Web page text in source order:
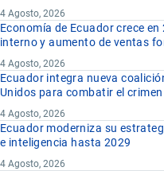
4 Agosto, 2026
Economía de Ecuador crece
interno y aumento de ventas
4 Agosto, 2026
Ecuador integra nueva
Unidos para combatir el
4 Agosto, 2026
Ecuador moderniza su
e inteligencia hasta 2029
4 Agosto, 2026